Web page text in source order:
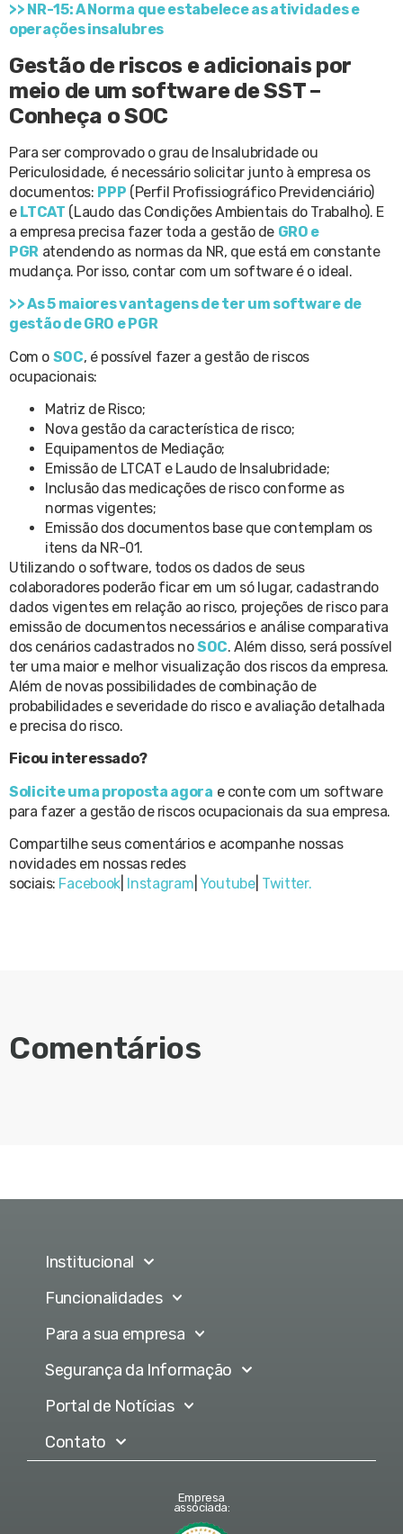
>> NR-15: A Norma que estabelece as atividades e
operações insalubres
Gestão de riscos e adicionais por
meio de um software de SST –
Conheça o SOC
Para ser comprovado o grau de Insalubridade ou
Periculosidade, é necessário solicitar junto à empresa os
documentos: PPP (Perfil Profissiográfico Previdenciário)
e LTCAT (Laudo das Condições Ambientais do Trabalho). E
a empresa precisa fazer toda a gestão de GRO e
PGR atendendo as normas da NR, que está em constante
mudança. Por isso, contar com um software é o ideal.
>> As 5 maiores vantagens de ter um software de
gestão de GRO e PGR
Com o SOC, é possível fazer a gestão de riscos
ocupacionais:
Matriz de Risco;
Nova gestão da característica de risco;
Equipamentos de Mediação;
Emissão de LTCAT e Laudo de Insalubridade;
Inclusão das medicações de risco conforme as
normas vigentes;
Emissão dos documentos base que contemplam os
itens da NR-01.
Utilizando o software, todos os dados de seus
colaboradores poderão ficar em um só lugar, cadastrando
dados vigentes em relação ao risco, projeções de risco para
emissão de documentos necessários e análise comparativa
dos cenários cadastrados noSOC. Além disso, será possível
ter uma maior e melhor visualização dos riscos da empresa.
Além de novas possibilidades de combinação de
probabilidades e severidade do risco e avaliação detalhada
e precisa do risco.
Ficou interessado?
Solicite uma proposta agora e conte com um software
para fazer a gestão de riscos ocupacionais da sua empresa.
Compartilhe seus comentários e acompanhe nossas
novidades em nossas redes
sociais: Facebook Instagram Youtube| Twitter.
Comentários
Institucional
Funcionalidades
Para a sua empresa
Segurança da Informação
Portal de Notícias
Contato
Empresa
associada: